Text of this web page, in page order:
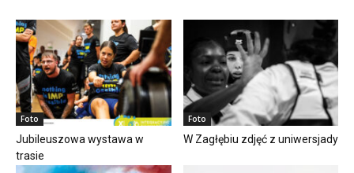
Foto
Jubileuszowa wystawa w
trasie
Foto
W Zagłębiu zdjęć z uniwersjady